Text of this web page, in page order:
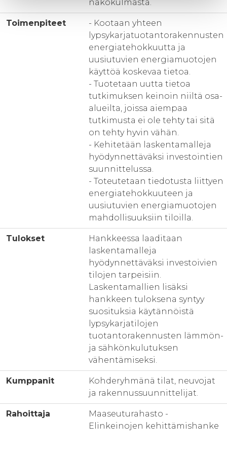
näkökulmasta.
Toimenpiteet
- Kootaan yhteen
lypsykarjatuotantorakennusten
energiatehokkuutta ja
uusiutuvien energiamuotojen
käyttöä koskevaa tietoa.
- Tuotetaan uutta tietoa
tutkimuksen keinoin niiltä osa-
alueilta, joissa aiempaa
tutkimusta ei ole tehty tai sitä
on tehty hyvin vähän.
- Kehitetään laskentamalleja
hyödynnettäväksi investointien
suunnittelussa.
- Toteutetaan tiedotusta liittyen
energiatehokkuuteen ja
uusiutuvien energiamuotojen
mahdollisuuksiin tiloilla.
Tulokset
Hankkeessa laaditaan
laskentamalleja
hyödynnettäväksi investoivien
tilojen tarpeisiin.
Laskentamallien lisäksi
hankkeen tuloksena syntyy
suosituksia käytännöistä
lypsykarjatilojen
tuotantorakennusten lämmön-
ja sähkönkulutuksen
vähentämiseksi.
Kumppanit
Kohderyhmänä tilat, neuvojat
ja rakennussuunnittelijat.
Rahoittaja
Maaseuturahasto -
Elinkeinojen kehittämishanke